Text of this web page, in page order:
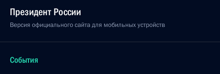
Президент России
Версия официального сайта для мобильных устройств
События